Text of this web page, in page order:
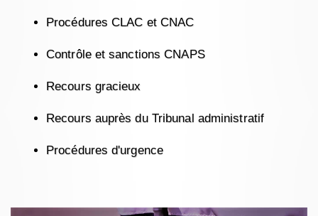
Procédures CLAC et CNAC
Contrôle et sanctions CNAPS
Recours gracieux
Recours auprès du Tribunal administratif
Procédures d'urgence